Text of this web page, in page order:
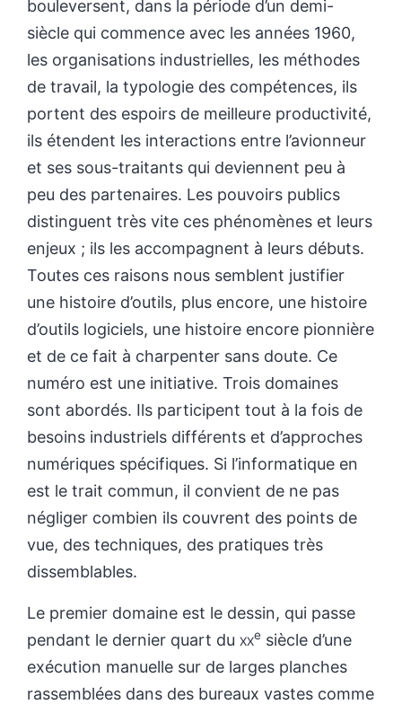
bouleversent, dans la période d’un demi-
siècle qui commence avec les années 1960,
les organisations industrielles, les méthodes
de travail, la typologie des compétences, ils
portent des espoirs de meilleure productivité,
ils étendent les interactions entre l’avionneur
et ses sous-traitants qui deviennent peu à
peu des partenaires. Les pouvoirs publics
distinguent très vite ces phénomènes et leurs
enjeux ; ils les accompagnent à leurs débuts.
Toutes ces raisons nous semblent justifier
une histoire d’outils, plus encore, une histoire
d’outils logiciels, une histoire encore pionnière
et de ce fait à charpenter sans doute. Ce
numéro est une initiative. Trois domaines
sont abordés. Ils participent tout à la fois de
besoins industriels différents et d’approches
numériques spécifiques. Si l’informatique en
est le trait commun, il convient de ne pas
négliger combien ils couvrent des points de
vue, des techniques, des pratiques très
dissemblables.
Le premier domaine est le dessin, qui passe
pendant le dernier quart du xxe siècle d’une
exécution manuelle sur de larges planches
rassemblées dans des bureaux vastes comme